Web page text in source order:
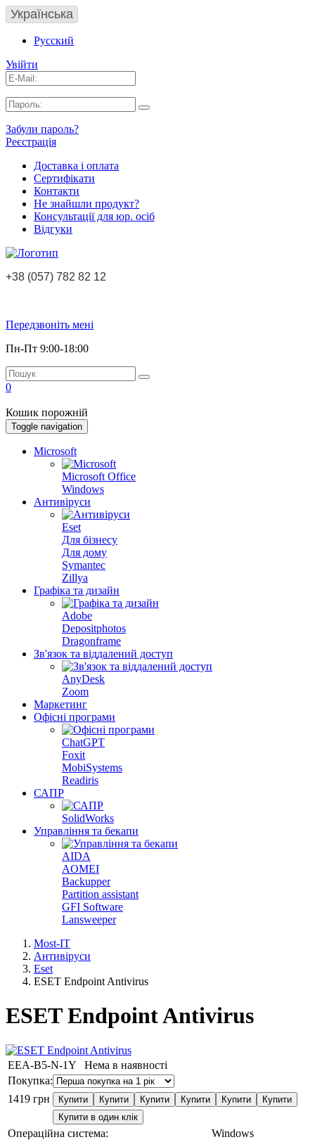
Українська
Русский
Увійти
Забули пароль?
Реєстрація
Доставка і оплата
Сертифікати
Контакти
Не знайшли продукт?
Консультації для юр. осіб
Відгуки
+38 (057) 782 82 12
Передзвоніть мені
Пн-Пт 9:00-18:00
0
Кошик порожній
Toggle navigation
Microsoft
Microsoft Office
Windows
Антивіруси
Eset
Для бізнесу
Для дому
Symantec
Zillya
Графіка та дизайн
Adobe
Depositphotos
Dragonframe
Зв'язок та віддалений доступ
AnyDesk
Zoom
Маркетинг
Офісні програми
ChatGPT
Foxit
MobiSystems
Readiris
САПР
SolidWorks
Управління та бекапи
AIDA
AOMEI
Backupper
Partition assistant
GFI Software
Lansweeper
Most-IT
Антивіруси
Eset
ESET Endpoint Antivirus
ESET Endpoint Antivirus
EEA-B5-N-1Y
Нема в наявності
Покупка:
1419 грн Купити Купити Купити Купити Купити
Купити
Купити в один клік
Операційна система:
Windows